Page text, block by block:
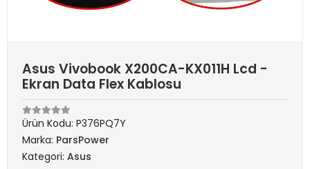
Asus Vivobook X200CA-KX011H Lcd -
Ekran Data Flex Kablosu
Ürün Kodu: P376PQ7Y
Marka: ParsPower
Kategori: Asus